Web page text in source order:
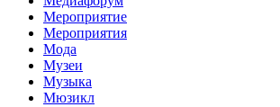
Мероприятие
Мероприятия
Мода
Музеи
Музыка
Мюзикл